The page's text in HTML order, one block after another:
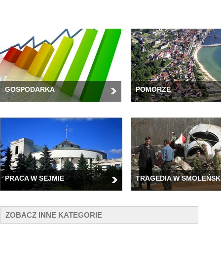
GOSPODARKA POMORZE
PRACA W SEJMIE TRAGEDIA W
ZOBACZ INNE KATEGORIE